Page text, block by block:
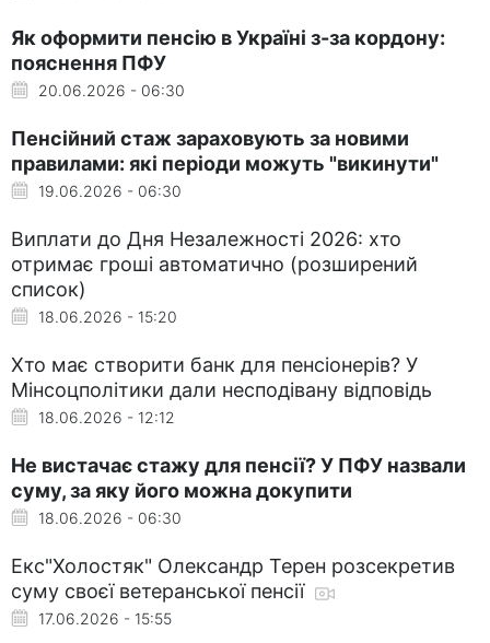
Як оформити пенсію в Україні з-за кордону:
пояснення ПФУ
20.06.2026 - 06:30
Пенсійний стаж зараховують за новими
правилами: які періоди можуть "викинути"
19.06.2026 - 06:30
Виплати до Дня Незалежності 2026: хто
отримає гроші автоматично (розширений
список)
18.06.2026 - 15:20
Хто має створити банк для пенсіонерів? У
Мінсоцполітики дали несподівану відповідь
18.06.2026 - 12:12
Не вистачає стажу для пенсії? У ПФУ назвали
суму, за яку його можна докупити
18.06.2026 - 06:30
Екс"Холостяк" Олександр Терен розсекретив
суму своєї ветеранської пенсії
17.06.2026 - 15:55